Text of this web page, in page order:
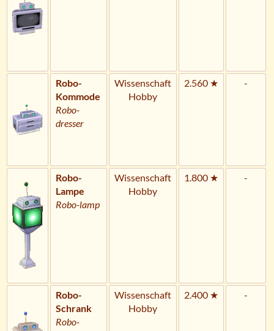
Robo-
Kommode
Robo-
dresser
Wissenschaft
Hobby
2.560 ★ -
Robo-
Lampe
Robo-lamp
Wissenschaft
Hobby
1.800 ★ -
Robo-
Schrank
Robo-
Wissenschaft
Hobby
2.400 ★ -